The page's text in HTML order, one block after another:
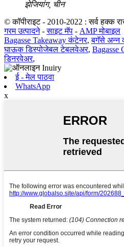
झेजियांग, चीन
© कॉपीराइट - 2010-2022 : सर्व हक्क
गरम उत्पादने-साइट मॅप - AMP मोबाइल
Bagasse Takeaway कंटेनर,बगॅसे अन्न
घाऊक डिस्पोजेबल टेबलवेअर, Bagasse
डिनरवेअर,
ई - मेल पाठवा
WhatsApp
x